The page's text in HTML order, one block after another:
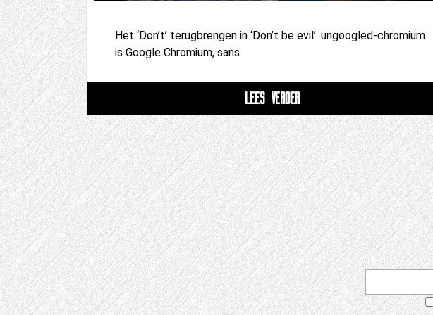
Het ‘Don’t’ terugbrengen in ‘Don’t be evil’. ungoogled-chromium
is Google Chromium, sans
LEES VERDER